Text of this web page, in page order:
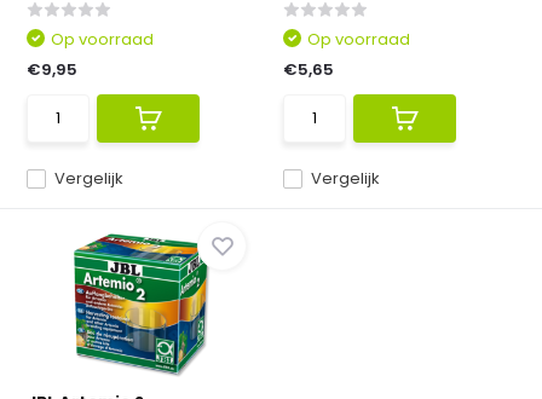
Vergelijk
Op voorraad
€9,95
Vergelijk
Op voorraad
€5,65